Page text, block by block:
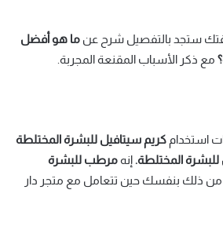
ستجد بالتفصيل شرح عن ما هو أفضل
مع ذكر الأسباب المقنعة المجربة.
استخدام كريم سيتافيل للبشرة المختلطة
المختلطة. إنهمرطب للبشرة
من ذلك بنفسك حين تتعامل مع متجر دار